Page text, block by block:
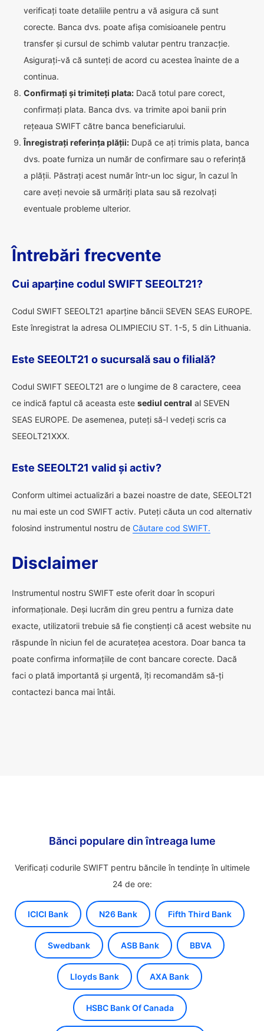
verificați toate detaliile pentru a vă asigura că sunt
corecte. Banca dvs. poate afișa comisioanele pentru
transfer și cursul de schimb valutar pentru tranzacție.
Asigurați-vă că sunteți de acord cu acestea înainte de a
continua.
Confirmați și trimiteți plata: Dacă totul pare corect,
confirmați plata. Banca dvs. va trimite apoi banii prin
rețeaua SWIFT către banca beneficiarului.
Înregistrați referința plății: După ce ați trimis plata, banca
dvs. poate furniza un număr de confirmare sau o referință
a plății. Păstrați acest număr într-un loc sigur, în cazul în
care aveți nevoie să urmăriți plata sau să rezolvați
eventuale probleme ulterior.
Întrebări frecvente
Cui aparține codul SWIFT SEEOLT21?
Codul SWIFT SEEOLT21 aparține băncii SEVEN SEAS EUROPE.
Este înregistrat la adresa OLIMPIECIU ST. 1-5, 5 din Lithuania.
Este SEEOLT21 o sucursală sau o filială?
Codul SWIFT SEEOLT21 are o lungime de 8 caractere, ceea
ce indică faptul că aceasta este sediul central al SEVEN
SEAS EUROPE. De asemenea, puteți să-l vedeți scris ca
SEEOLT21XXX.
Este SEEOLT21 valid și activ?
Conform ultimei actualizări a bazei noastre de date, SEEOLT21
nu mai este un cod SWIFT activ. Puteți căuta un cod alternativ
folosind instrumentul nostru de Căutare cod SWIFT.
Disclaimer
Instrumentul nostru SWIFT este oferit doar în scopuri
informaționale. Deși lucrăm din greu pentru a furniza date
exacte, utilizatorii trebuie să fie conștienți că acest website nu
răspunde în niciun fel de acuratețea acestora. Doar banca ta
poate confirma informațiile de cont bancare corecte. Dacă
faci o plată importantă și urgentă, îți recomandăm să-ți
contactezi banca mai întâi.
Bănci populare din întreaga lume
Verificați codurile SWIFT pentru băncile în tendințe în ultimele
24 de ore:
ICICI Bank N26 Bank Fifth Third Bank
Swedbank ASB Bank BBVA
Lloyds Bank AXA Bank
HSBC Bank Of Canada